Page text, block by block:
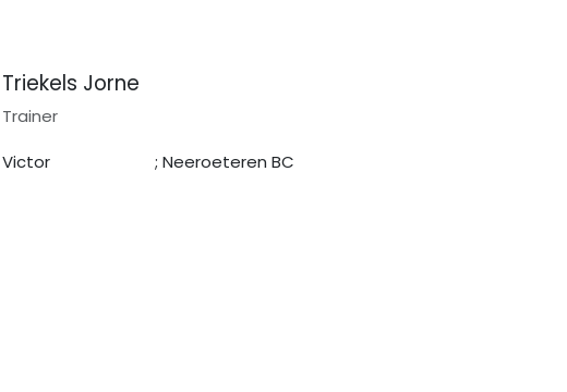
Triekels Jorne
Trainer
Victor ; Neeroeteren BC